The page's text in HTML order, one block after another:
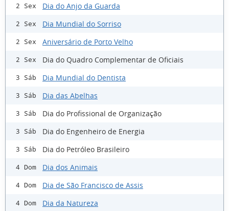
2 Sex Dia do Anjo da Guarda
2 Sex Dia Mundial do Sorriso
2 Sex Aniversário de Porto Velho
2 Sex Dia do Quadro Complementar de Oficiais
3 Sáb Dia Mundial do Dentista
3 Sáb Dia das Abelhas
3 Sáb Dia do Profissional de Organização
3 Sáb Dia do Engenheiro de Energia
3 Sáb Dia do Petróleo Brasileiro
4 Dom Dia dos Animais
4 Dom Dia de São Francisco de Assis
4 Dom Dia da Natureza